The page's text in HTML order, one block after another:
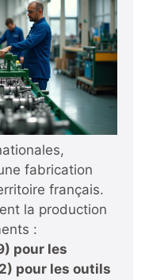
fabrication
français.
la production
:
pour les
pour les outils